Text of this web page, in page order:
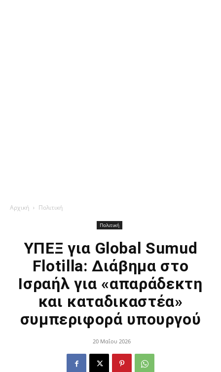
Αρχική Πολιτική
Πολιτική
ΥΠΕΞ για Global Sumud
Flotilla: Διάβημα στο
Ισραήλ για «απαράδεκτη
και καταδικαστέα»
συμπεριφορά υπουργού
20 Μαΐου 2026